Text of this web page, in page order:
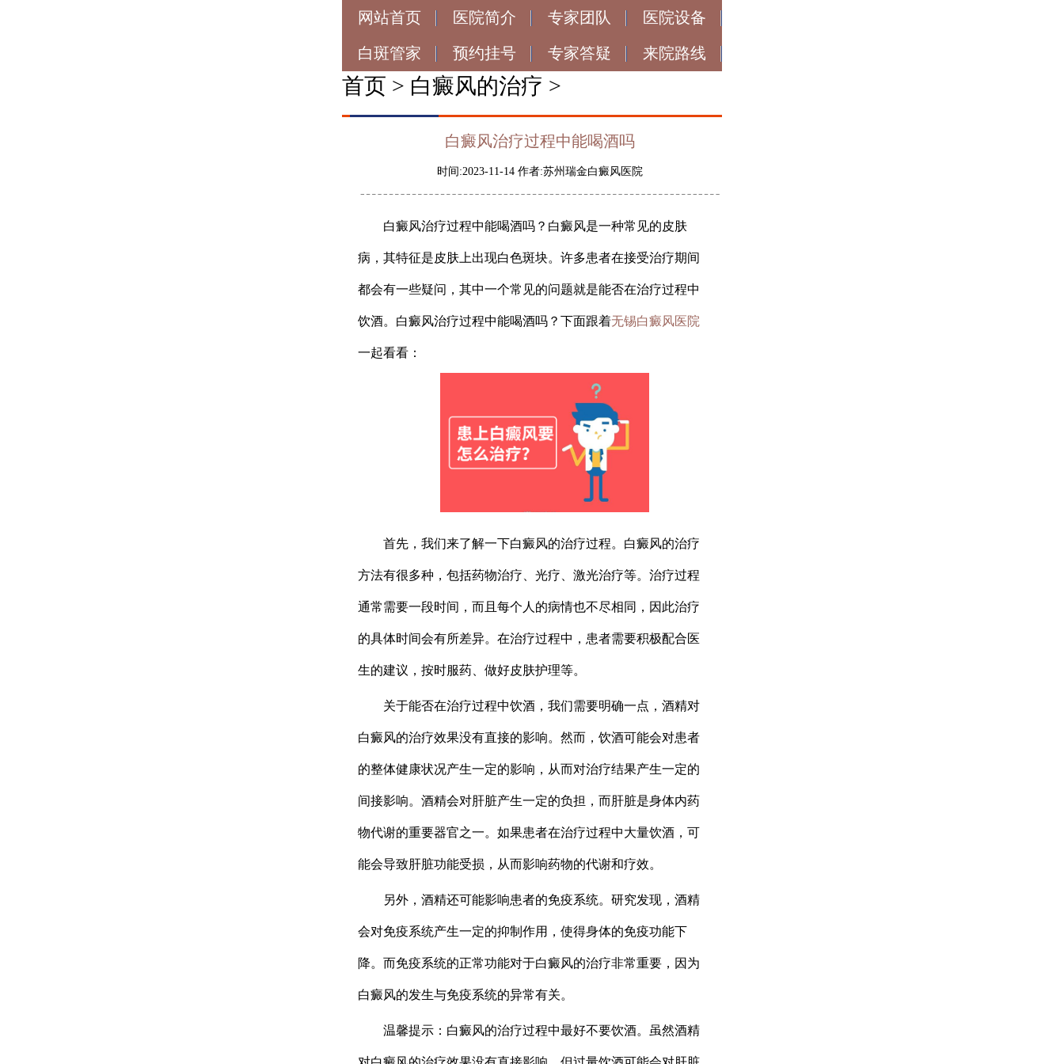
网站首页 医院简介 专家团队 医院设备
白斑管家 预约挂号 专家答疑 来院路线
首页 > 白癜风的治疗 >
白癜风治疗过程中能喝酒吗
时间:2023-11-14 作者:苏州瑞金白癜风医院
白癜风治疗过程中能喝酒吗？白癜风是一种常见的皮肤
病，其特征是皮肤上出现白色斑块。许多患者在接受治疗期间
都会有一些疑问，其中一个常见的问题就是能否在治疗过程中
饮酒。白癜风治疗过程中能喝酒吗？下面跟着无锡白癜风医院
一起看看：
首先，我们来了解一下白癜风的治疗过程。白癜风的治疗
方法有很多种，包括药物治疗、光疗、激光治疗等。治疗过程
通常需要一段时间，而且每个人的病情也不尽相同，因此治疗
的具体时间会有所差异。在治疗过程中，患者需要积极配合医
生的建议，按时服药、做好皮肤护理等。
关于能否在治疗过程中饮酒，我们需要明确一点，酒精对
白癜风的治疗效果没有直接的影响。然而，饮酒可能会对患者
的整体健康状况产生一定的影响，从而对治疗结果产生一定的
间接影响。酒精会对肝脏产生一定的负担，而肝脏是身体内药
物代谢的重要器官之一。如果患者在治疗过程中大量饮酒，可
能会导致肝脏功能受损，从而影响药物的代谢和疗效。
另外，酒精还可能影响患者的免疫系统。研究发现，酒精
会对免疫系统产生一定的抑制作用，使得身体的免疫功能下
降。而免疫系统的正常功能对于白癜风的治疗非常重要，因为
白癜风的发生与免疫系统的异常有关。
温馨提示：白癜风的治疗过程中最好不要饮酒。虽然酒精